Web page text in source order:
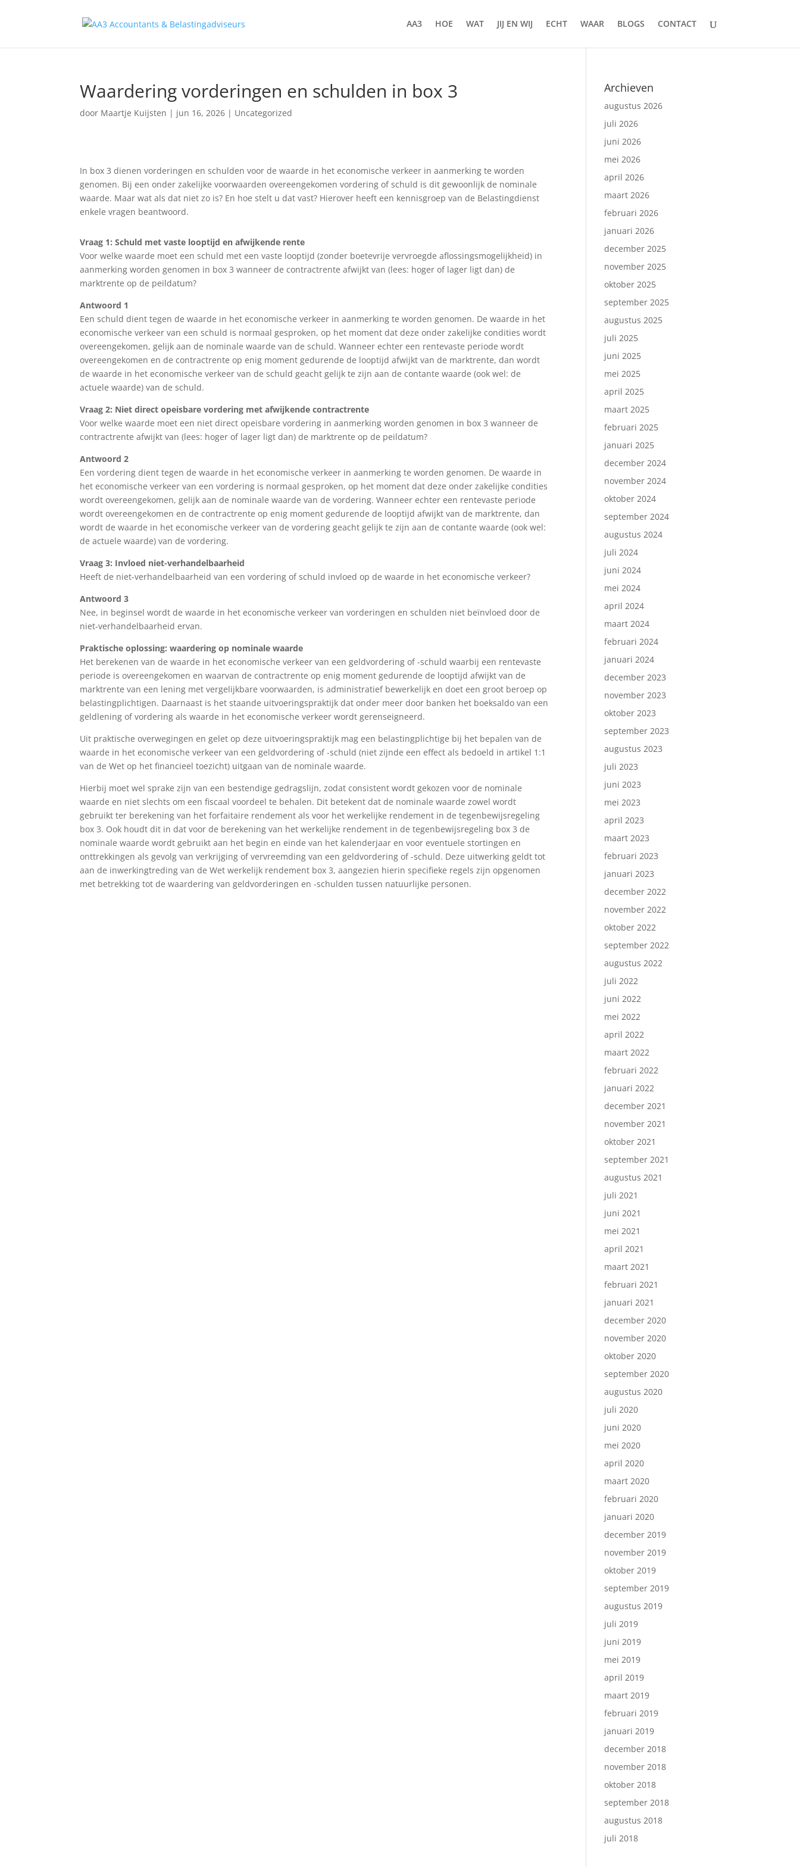
AA3 HOE WAT JIJ EN WIJ ECHT WAAR BLOGS CONTACT
Waardering vorderingen en schulden in box 3
door Maartje Kuijsten | jun 16, 2026 | Uncategorized
In box 3 dienen vorderingen en schulden voor de waarde in het economische verkeer in aanmerking te worden
genomen. Bij een onder zakelijke voorwaarden overeengekomen vordering of schuld is dit gewoonlijk de nominale
waarde. Maar wat als dat niet zo is? En hoe stelt u dat vast? Hierover heeft een kennisgroep van de Belastingdienst
enkele vragen beantwoord.
Vraag 1: Schuld met vaste looptijd en afwijkende rente
Voor welke waarde moet een schuld met een vaste looptijd (zonder boetevrije vervroegde aflossingsmogelijkheid) in
aanmerking worden genomen in box 3 wanneer de contractrente afwijkt van (lees: hoger of lager ligt dan) de
marktrente op de peildatum?
Antwoord 1
Een schuld dient tegen de waarde in het economische verkeer in aanmerking te worden genomen. De waarde in het
economische verkeer van een schuld is normaal gesproken, op het moment dat deze onder zakelijke condities wordt
overeengekomen, gelijk aan de nominale waarde van de schuld. Wanneer echter een rentevaste periode wordt
overeengekomen en de contractrente op enig moment gedurende de looptijd afwijkt van de marktrente, dan wordt
de waarde in het economische verkeer van de schuld geacht gelijk te zijn aan de contante waarde (ook wel: de
actuele waarde) van de schuld.
Vraag 2: Niet direct opeisbare vordering met afwijkende contractrente
Voor welke waarde moet een niet direct opeisbare vordering in aanmerking worden genomen in box 3 wanneer de
contractrente afwijkt van (lees: hoger of lager ligt dan) de marktrente op de peildatum?
Antwoord 2
Een vordering dient tegen de waarde in het economische verkeer in aanmerking te worden genomen. De waarde in
het economische verkeer van een vordering is normaal gesproken, op het moment dat deze onder zakelijke condities
wordt overeengekomen, gelijk aan de nominale waarde van de vordering. Wanneer echter een rentevaste periode
wordt overeengekomen en de contractrente op enig moment gedurende de looptijd afwijkt van de marktrente, dan
wordt de waarde in het economische verkeer van de vordering geacht gelijk te zijn aan de contante waarde (ook wel:
de actuele waarde) van de vordering.
Vraag 3: Invloed niet-verhandelbaarheid
Heeft de niet-verhandelbaarheid van een vordering of schuld invloed op de waarde in het economische verkeer?
Antwoord 3
Nee, in beginsel wordt de waarde in het economische verkeer van vorderingen en schulden niet beïnvloed door de
niet-verhandelbaarheid ervan.
Praktische oplossing: waardering op nominale waarde
Het berekenen van de waarde in het economische verkeer van een geldvordering of -schuld waarbij een rentevaste
periode is overeengekomen en waarvan de contractrente op enig moment gedurende de looptijd afwijkt van de
marktrente van een lening met vergelijkbare voorwaarden, is administratief bewerkelijk en doet een groot beroep op
belastingplichtigen. Daarnaast is het staande uitvoeringspraktijk dat onder meer door banken het boeksaldo van een
geldlening of vordering als waarde in het economische verkeer wordt gerenseigneerd.
Uit praktische overwegingen en gelet op deze uitvoeringspraktijk mag een belastingplichtige bij het bepalen van de
waarde in het economische verkeer van een geldvordering of -schuld (niet zijnde een effect als bedoeld in artikel 1:1
van de Wet op het financieel toezicht) uitgaan van de nominale waarde.
Hierbij moet wel sprake zijn van een bestendige gedragslijn, zodat consistent wordt gekozen voor de nominale
waarde en niet slechts om een fiscaal voordeel te behalen. Dit betekent dat de nominale waarde zowel wordt
gebruikt ter berekening van het forfaitaire rendement als voor het werkelijke rendement in de tegenbewijsregeling
box 3. Ook houdt dit in dat voor de berekening van het werkelijke rendement in de tegenbewijsregeling box 3 de
nominale waarde wordt gebruikt aan het begin en einde van het kalenderjaar en voor eventuele stortingen en
onttrekkingen als gevolg van verkrijging of vervreemding van een geldvordering of -schuld. Deze uitwerking geldt tot
aan de inwerkingtreding van de Wet werkelijk rendement box 3, aangezien hierin specifieke regels zijn opgenomen
met betrekking tot de waardering van geldvorderingen en -schulden tussen natuurlijke personen.
Archieven
augustus 2026
juli 2026
juni 2026
mei 2026
april 2026
maart 2026
februari 2026
januari 2026
december 2025
november 2025
oktober 2025
september 2025
augustus 2025
juli 2025
juni 2025
mei 2025
april 2025
maart 2025
februari 2025
januari 2025
december 2024
november 2024
oktober 2024
september 2024
augustus 2024
juli 2024
juni 2024
mei 2024
april 2024
maart 2024
februari 2024
januari 2024
december 2023
november 2023
oktober 2023
september 2023
augustus 2023
juli 2023
juni 2023
mei 2023
april 2023
maart 2023
februari 2023
januari 2023
december 2022
november 2022
oktober 2022
september 2022
augustus 2022
juli 2022
juni 2022
mei 2022
april 2022
maart 2022
februari 2022
januari 2022
december 2021
november 2021
oktober 2021
september 2021
augustus 2021
juli 2021
juni 2021
mei 2021
april 2021
maart 2021
februari 2021
januari 2021
december 2020
november 2020
oktober 2020
september 2020
augustus 2020
juli 2020
juni 2020
mei 2020
april 2020
maart 2020
februari 2020
januari 2020
december 2019
november 2019
oktober 2019
september 2019
augustus 2019
juli 2019
juni 2019
mei 2019
april 2019
maart 2019
februari 2019
januari 2019
december 2018
november 2018
oktober 2018
september 2018
augustus 2018
juli 2018